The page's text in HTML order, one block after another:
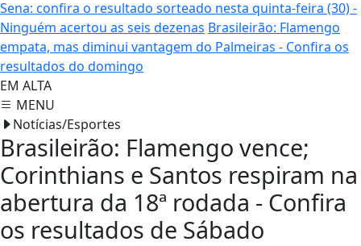
Sena: confira o resultado sorteado nesta quinta-feira (30) -
Ninguém acertou as seis dezenas Brasileirão: Flamengo
empata, mas diminui vantagem do Palmeiras - Confira os
resultados do domingo
EM ALTA
MENU
Notícias/Esportes
Brasileirão: Flamengo vence;
Corinthians e Santos respiram na
abertura da 18ª rodada - Confira
os resultados de Sábado